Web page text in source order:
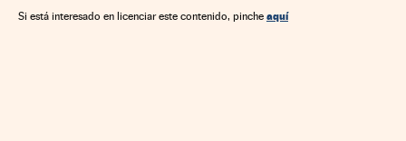
Si está interesado en licenciar este contenido, pinche aquí